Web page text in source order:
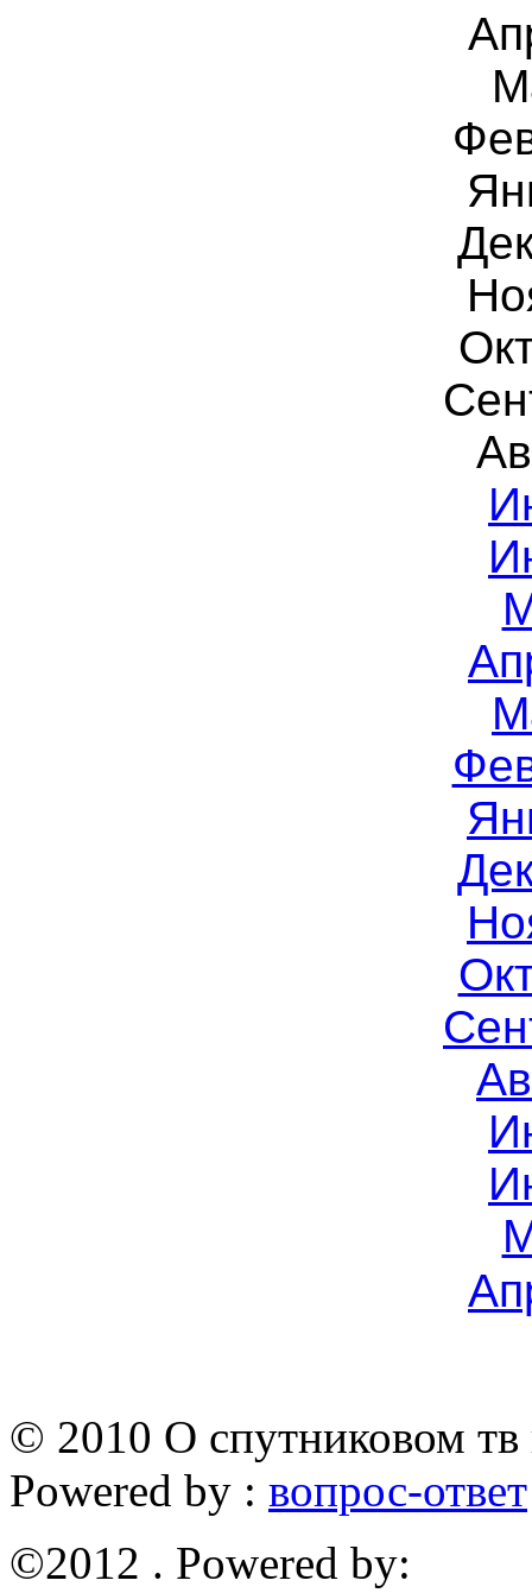
© 2010 О спутниковом тв
Powered by : вопрос-ответ
©2012 . Powered by: